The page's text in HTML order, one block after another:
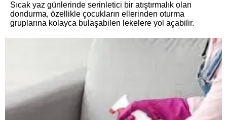
Sıcak yaz günlerinde serinletici bir atıştırmalık olan
dondurma, özellikle çocukların ellerinden oturma
gruplarına kolayca bulaşabilen lekelere yol açabilir.